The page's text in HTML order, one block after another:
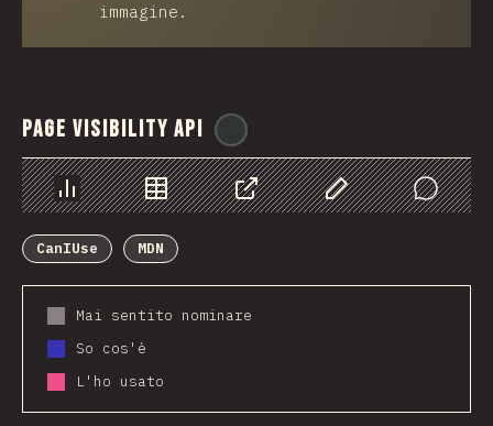
immagine.
Page Visibility API
Grafico Dati CondividerePersonalizza i dati
Comments
CanIUse
MDN
Mai sentito nominare
So cos'è
L'ho usato